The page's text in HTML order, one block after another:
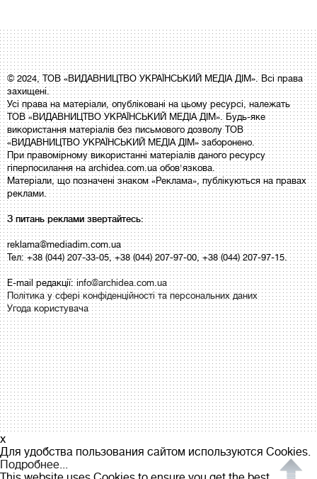
© 2024, ТОВ «ВИДАВНИЦТВО УКРАЇНСЬКИЙ МЕДІА ДІМ». Всі права
захищені.
Усі права на матеріали, опубліковані на цьому ресурсі, належать
ТОВ «ВИДАВНИЦТВО УКРАЇНСЬКИЙ МЕДІА ДІМ». Будь-яке
використання матеріалів без письмового дозволу ТОВ
«ВИДАВНИЦТВО УКРАЇНСЬКИЙ МЕДІА ДІМ» заборонено.
При правомірному використанні матеріалів даного ресурсу
гіперпосилання на archidea.com.ua обов'язкова.
Матеріали, що позначені знаком «Реклама», публікуються на правах
реклами.
З питань реклами звертайтесь:
reklama@mediadim.com.ua
Тел: +38 (044) 207-33-05, +38 (044) 207-97-00, +38 (044) 207-97-15.
E-mail редакції:info@archidea.com.ua
Політика у сфері конфіденційності та персональних даних
Угода користувача
x
Для удобства пользования сайтом используются Cookies.
Подробнее...